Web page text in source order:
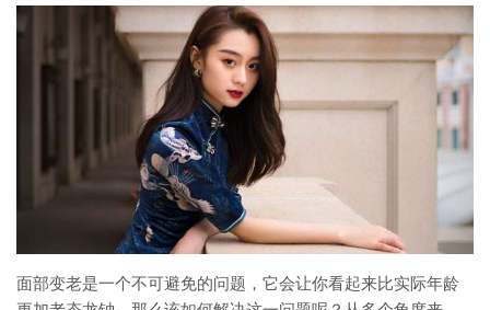
面部变老是一个不可避免的问题，它会让你看起来比实际年龄